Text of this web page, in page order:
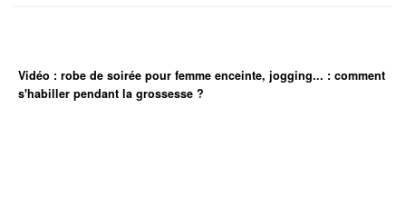
Vidéo : robe de soirée pour femme enceinte, jogging... : comment
s'habiller pendant la grossesse ?